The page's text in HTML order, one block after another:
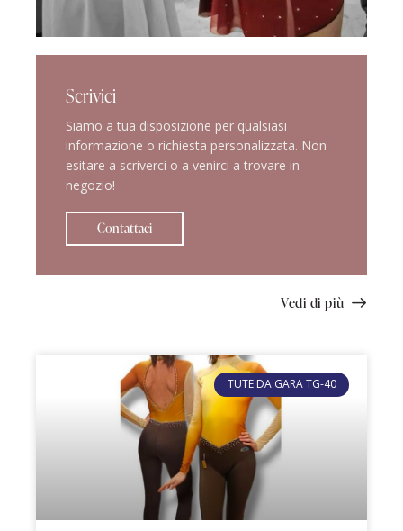
Scrivici
Siamo a tua disposizione per qualsiasi
informazione o richiesta personalizzata. Non
esitare a scriverci o a venirci a trovare in
negozio!
Contattaci
Vedi di più
TUTE DA GARA TG-40